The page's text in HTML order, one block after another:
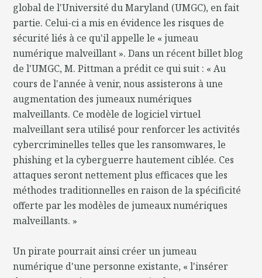
global de l'Université du Maryland (UMGC), en fait
partie. Celui-ci a mis en évidence les risques de
sécurité liés à ce qu'il appelle le « jumeau
numérique malveillant ». Dans un récent billet blog
de l'UMGC, M. Pittman a prédit ce qui suit : « Au
cours de l'année à venir, nous assisterons à une
augmentation des jumeaux numériques
malveillants. Ce modèle de logiciel virtuel
malveillant sera utilisé pour renforcer les activités
cybercriminelles telles que les ransomwares, le
phishing et la cyberguerre hautement ciblée. Ces
attaques seront nettement plus efficaces que les
méthodes traditionnelles en raison de la spécificité
offerte par les modèles de jumeaux numériques
malveillants. »
Un pirate pourrait ainsi créer un jumeau
numérique d'une personne existante, « l'insérer